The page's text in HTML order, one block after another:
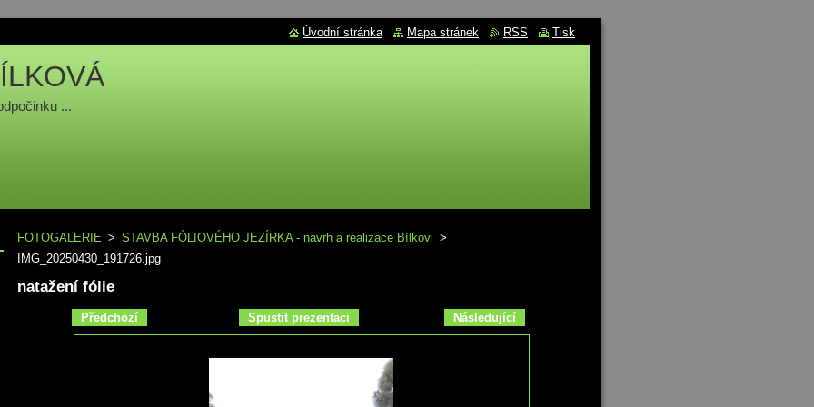
...
FOTOGALERIE > STAVBA FÓLIOVÉHO JEZÍRKA - návrh a realizace Bílkovi >
IMG_20250430_191726.jpg
natažení fólie
Předchozí Spustit prezentaci Následující
Úvodní stránka Mapa stránek RSS Tisk